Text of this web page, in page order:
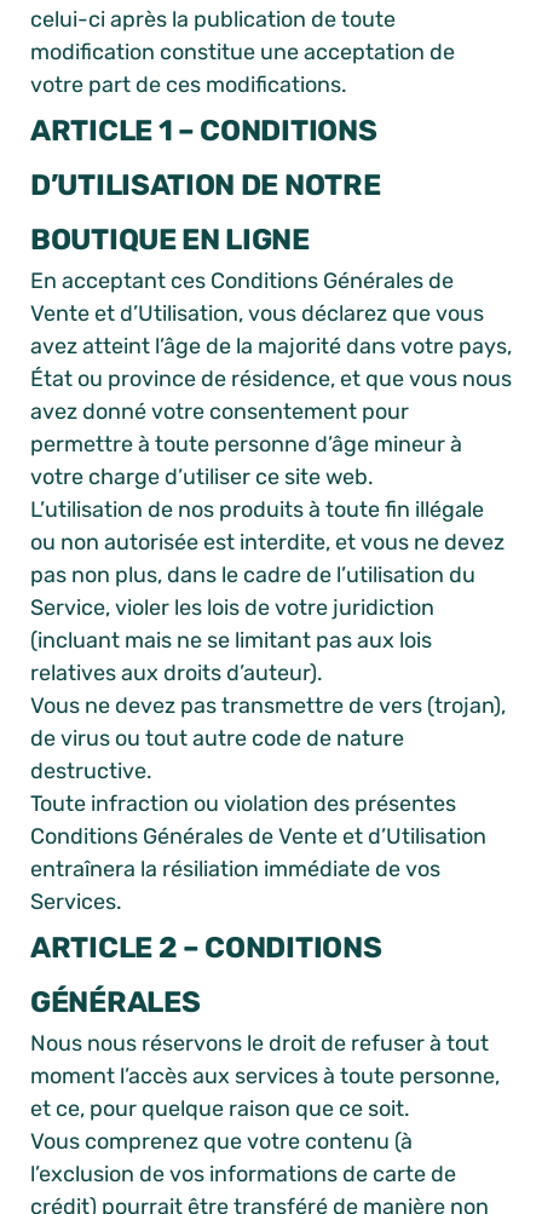
celui-ci après la publication de toute
modification constitue une acceptation de
votre part de ces modifications.
ARTICLE 1 – CONDITIONS
D’UTILISATION DE NOTRE
BOUTIQUE EN LIGNE
En acceptant ces Conditions Générales de
Vente et d’Utilisation, vous déclarez que vous
avez atteint l’âge de la majorité dans votre pays,
État ou province de résidence, et que vous nous
avez donné votre consentement pour
permettre à toute personne d’âge mineur à
votre charge d’utiliser ce site web.
L’utilisation de nos produits à toute fin illégale
ou non autorisée est interdite, et vous ne devez
pas non plus, dans le cadre de l’utilisation du
Service, violer les lois de votre juridiction
(incluant mais ne se limitant pas aux lois
relatives aux droits d’auteur).
Vous ne devez pas transmettre de vers (trojan),
de virus ou tout autre code de nature
destructive.
Toute infraction ou violation des présentes
Conditions Générales de Vente et d’Utilisation
entraînera la résiliation immédiate de vos
Services.
ARTICLE 2 – CONDITIONS
GÉNÉRALES
Nous nous réservons le droit de refuser à tout
moment l’accès aux services à toute personne,
et ce, pour quelque raison que ce soit.
Vous comprenez que votre contenu (à
l’exclusion de vos informations de carte de
crédit) pourrait être transféré de manière non